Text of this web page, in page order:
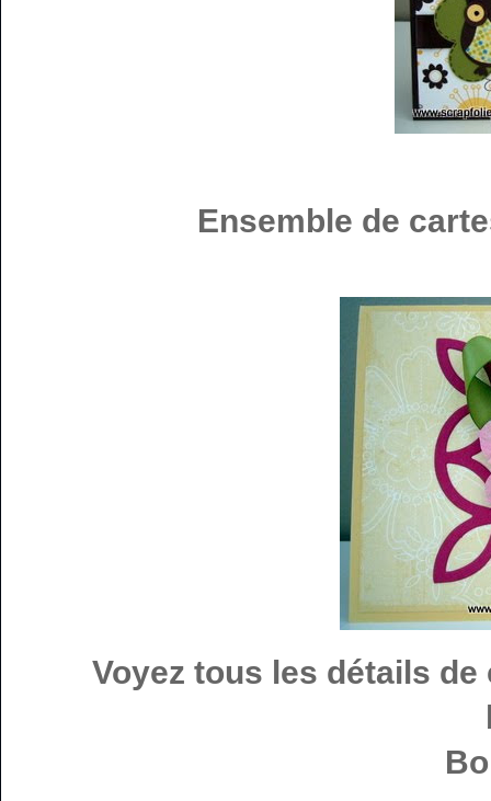
Ensemble de
Voyez tous les détails